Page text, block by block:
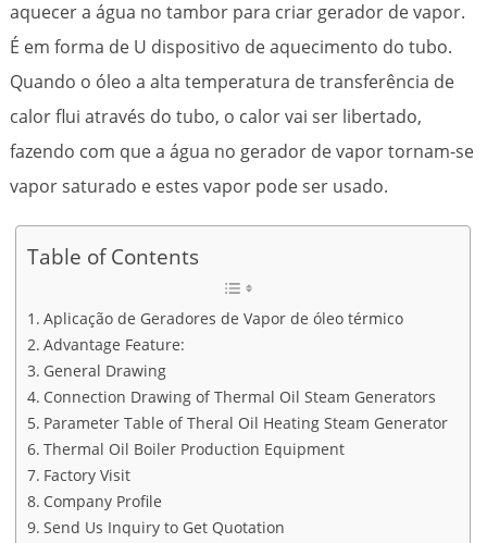
aquecer a água no tambor para criar gerador de vapor.
É em forma de U dispositivo de aquecimento do tubo.
Quando o óleo a alta temperatura de transferência de
calor flui através do tubo, o calor vai ser libertado,
fazendo com que a água no gerador de vapor tornam-se
vapor saturado e estes vapor pode ser usado.
Table of Contents
Aplicação de Geradores de Vapor de óleo térmico
Advantage Feature:
General Drawing
Connection Drawing of Thermal Oil Steam Generators
Parameter Table of Theral Oil Heating Steam Generator
Thermal Oil Boiler Production Equipment
Factory Visit
Company Profile
Send Us Inquiry to Get Quotation